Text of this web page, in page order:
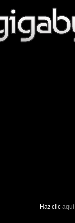
Haz clic aquí